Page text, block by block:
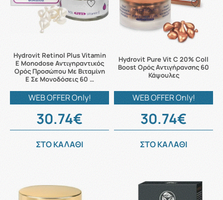
Hydrovit Retinol Plus Vitamin
E Monodose Αντιγηραντικός
Ορός Προσώπου Με Βιταμίνη
Ε Σε Μονοδόσεις 60 …
WEB OFFER Only!
30.74€
ΣΤΟ ΚΑΛΑΘΙ
Hydrovit Pure Vit C 20% Coll
Boost Ορός Αντιγήρανσης 60
Κάψουλες
WEB OFFER Only!
30.74€
ΣΤΟ ΚΑΛΑΘΙ